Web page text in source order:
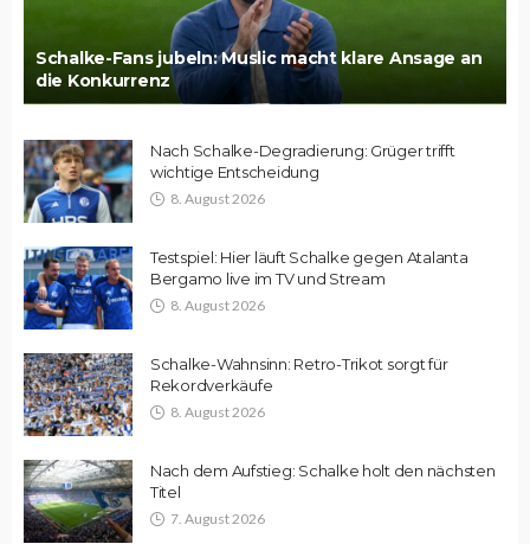
Schalke-Fans jubeln: Muslic macht klare Ansage an
die Konkurrenz
Nach Schalke-Degradierung: Grüger trifft
wichtige Entscheidung
8. August 2026
Testspiel: Hier läuft Schalke gegen Atalanta
Bergamo live im TV und Stream
8. August 2026
Schalke-Wahnsinn: Retro-Trikot sorgt für
Rekordverkäufe
8. August 2026
Nach dem Aufstieg: Schalke holt den nächsten
Titel
7. August 2026